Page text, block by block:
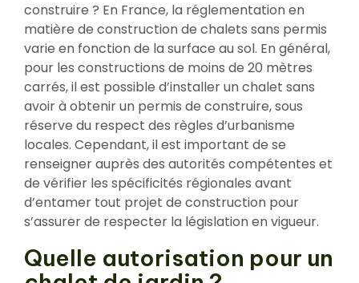
construire ? En France, la réglementation en
matière de construction de chalets sans permis
varie en fonction de la surface au sol. En général,
pour les constructions de moins de 20 mètres
carrés, il est possible d’installer un chalet sans
avoir à obtenir un permis de construire, sous
réserve du respect des règles d’urbanisme
locales. Cependant, il est important de se
renseigner auprès des autorités compétentes et
de vérifier les spécificités régionales avant
d’entamer tout projet de construction pour
s’assurer de respecter la législation en vigueur.
Quelle autorisation pour un